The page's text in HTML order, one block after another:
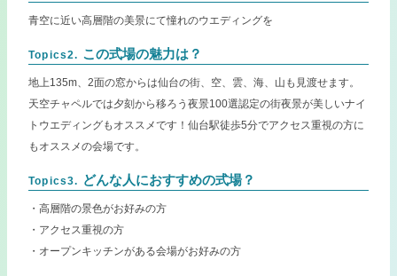
青空に近い高層階の美景にて憧れのウエディングを
Topics2. この式場の魅力は？
地上135m、2面の窓からは仙台の街、空、雲、海、山も見渡せます。
天空チャペルでは夕刻から移ろう夜景100選認定の街夜景が美しいナイ
トウエディングもオススメです！仙台駅徒歩5分でアクセス重視の方に
もオススメの会場です。
Topics3. どんな人におすすめの式場？
・高層階の景色がお好みの方
・アクセス重視の方
・オープンキッチンがある会場がお好みの方